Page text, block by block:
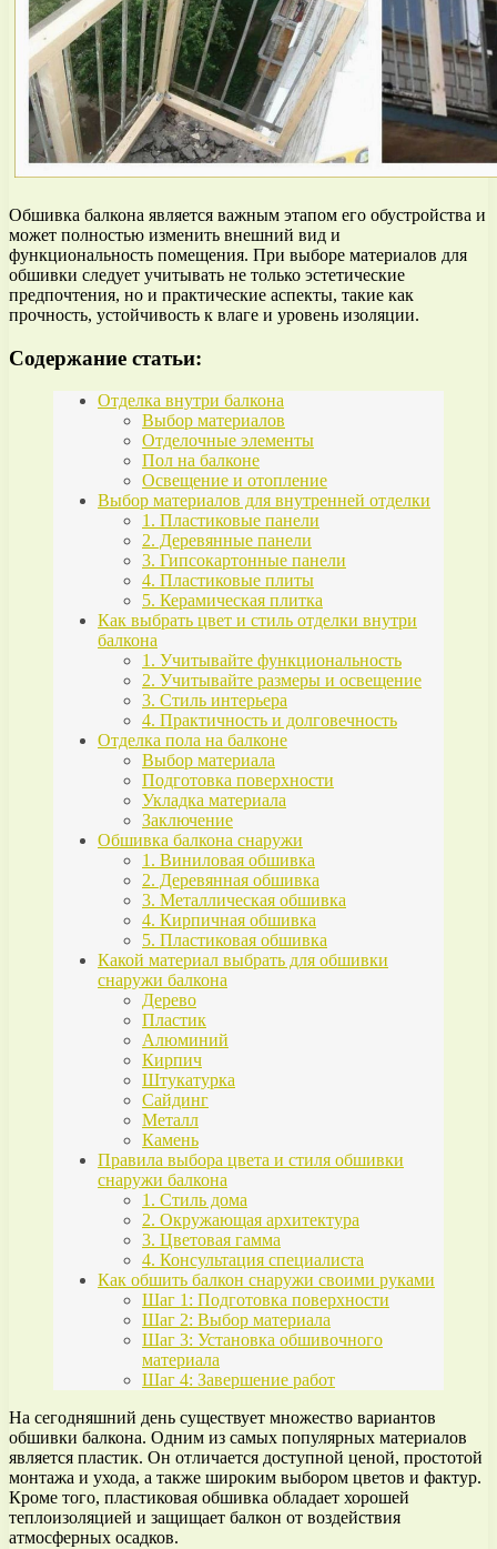
Обшивка балкона является важным этапом его обустройства и
может полностью изменить внешний вид и
функциональность помещения. При выборе материалов для
обшивки следует учитывать не только эстетические
предпочтения, но и практические аспекты, такие как
прочность, устойчивость к влаге и уровень изоляции.
Содержание статьи:
Отделка внутри балкона
Выбор материалов
Отделочные элементы
Пол на балконе
Освещение и отопление
Выбор материалов для внутренней отделки
1. Пластиковые панели
2. Деревянные панели
3. Гипсокартонные панели
4. Пластиковые плиты
5. Керамическая плитка
Как выбрать цвет и стиль отделки внутри
балкона
1. Учитывайте функциональность
2. Учитывайте размеры и освещение
3. Стиль интерьера
4. Практичность и долговечность
Отделка пола на балконе
Выбор материала
Подготовка поверхности
Укладка материала
Заключение
Обшивка балкона снаружи
1. Виниловая обшивка
2. Деревянная обшивка
3. Металлическая обшивка
4. Кирпичная обшивка
5. Пластиковая обшивка
Какой материал выбрать для обшивки
снаружи балкона
Дерево
Пластик
Алюминий
Кирпич
Штукатурка
Сайдинг
Металл
Камень
Правила выбора цвета и стиля обшивки
снаружи балкона
1. Стиль дома
2. Окружающая архитектура
3. Цветовая гамма
4. Консультация специалиста
Как обшить балкон снаружи своими руками
Шаг 1: Подготовка поверхности
Шаг 2: Выбор материала
Шаг 3: Установка обшивочного
материала
Шаг 4: Завершение работ
На сегодняшний день существует множество вариантов
обшивки балкона. Одним из самых популярных материалов
является пластик. Он отличается доступной ценой, простотой
монтажа и ухода, а также широким выбором цветов и фактур.
Кроме того, пластиковая обшивка обладает хорошей
теплоизоляцией и защищает балкон от воздействия
атмосферных осадков.